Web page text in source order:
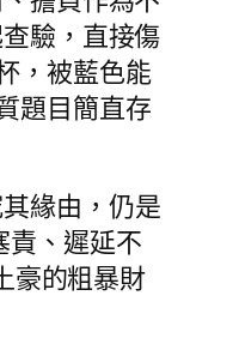
驗，直接傷
，被藍色能
題目簡直存
緣由，仍是
責、遲延不
豪的粗暴財